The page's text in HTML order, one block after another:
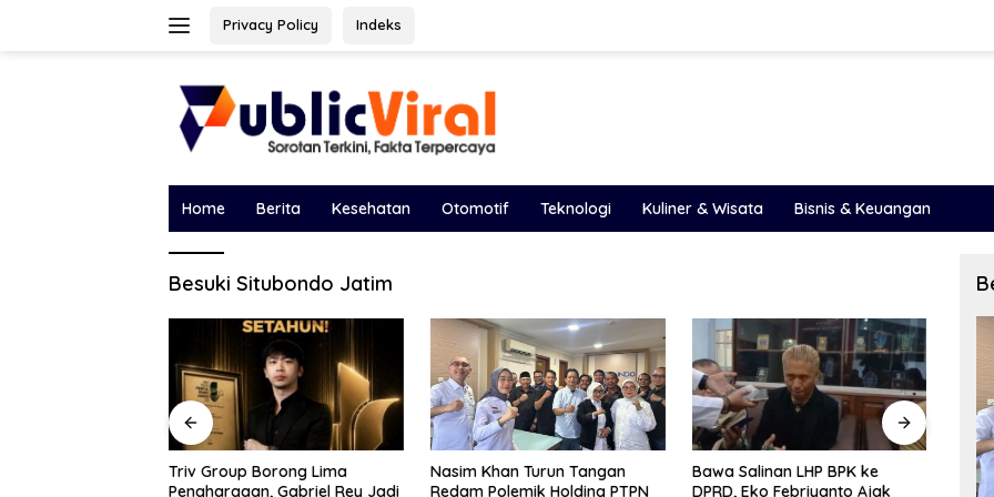
Privacy Policy Indeks
Home Berita Kesehatan Otomotif Teknologi Kuliner & Wisata Bisnis & Keuangan
Besuki Situbondo Jatim
Nasim Khan Turun Tangan
Redam Polemik Holding PTPN
Bawa Salinan LHP BPK ke
DPRD, Eko Febriyanto Ajak
LHP BPK 2025 Ungkap Celah
Besar Pengelolaan Keuangan